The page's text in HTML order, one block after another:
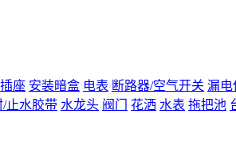
座 安装暗盒 电表 断路器/空气开关 漏电
/止水胶带 水龙头 阀门 花洒 水表 拖把池